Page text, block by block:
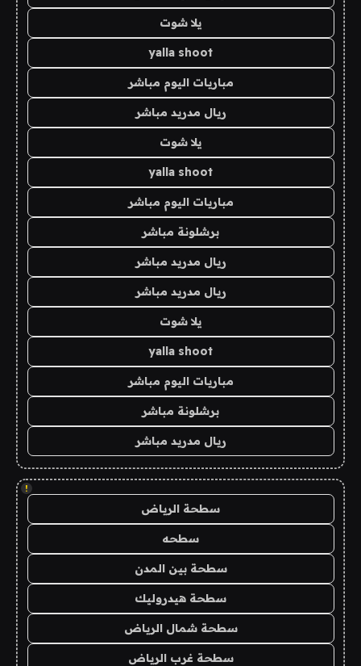
يلا شوت
yalla shoot
مباريات اليوم مباشر
ريال مدريد مباشر
يلا شوت
yalla shoot
مباريات اليوم مباشر
برشلونة مباشر
ريال مدريد مباشر
ريال مدريد مباشر
يلا شوت
yalla shoot
مباريات اليوم مباشر
برشلونة مباشر
ريال مدريد مباشر
!
سطحة الرياض
سطحه
سطحة بين المدن
سطحة هيدروليك
سطحة شمال الرياض
سطحة غرب الرياض